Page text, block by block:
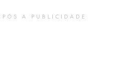
A PUBLICIDADE